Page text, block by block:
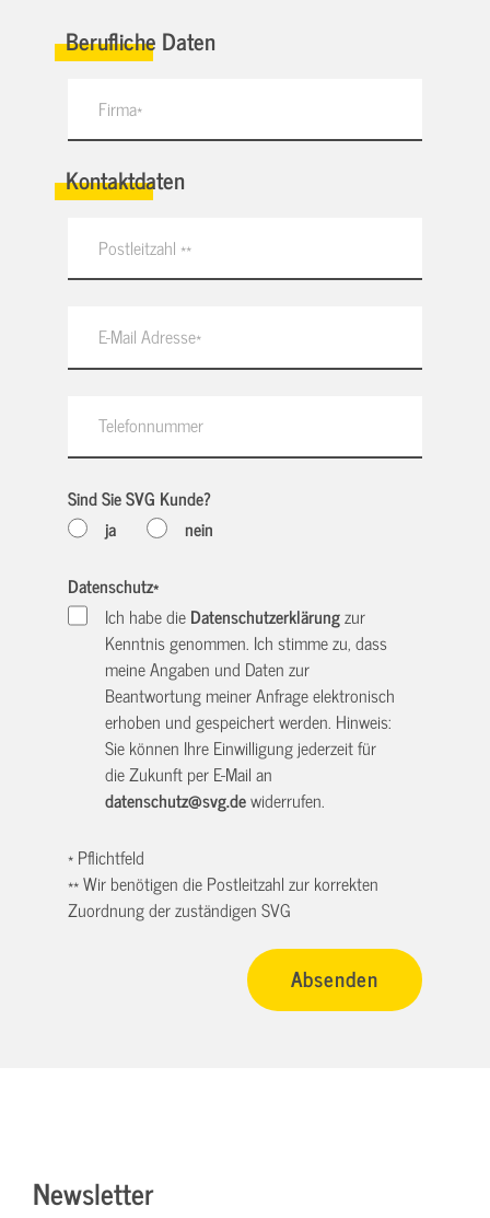
Berufliche Daten
Kontaktdaten
Sind Sie SVG Kunde?
ja
nein
Datenschutz*
Ich habe dieDatenschutzerklärungzur
Kenntnis genommen. Ich stimme zu, dass
meine Angaben und Daten zur
Beantwortung meiner Anfrage elektronisch
erhoben und gespeichert werden. Hinweis:
Sie können Ihre Einwilligung jederzeit für
die Zukunft per E-Mail an
datenschutz@svg.dewiderrufen.
* Pflichtfeld
** Wir benötigen die Postleitzahl zur korrekten
Zuordnung der zuständigen SVG
Newsletter